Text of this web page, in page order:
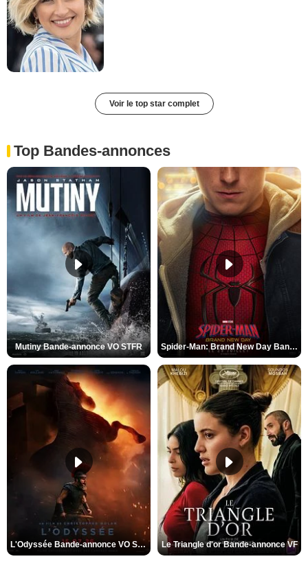
Voir le top star complet
Top Bandes-annonces
Mutiny Bande-annonce VO STFR Spider-Man: Brand New Day Bande-annonce VO STFR
L'Odyssée Bande-annonce VO STFR Le Triangle d'or Bande-annonce VF